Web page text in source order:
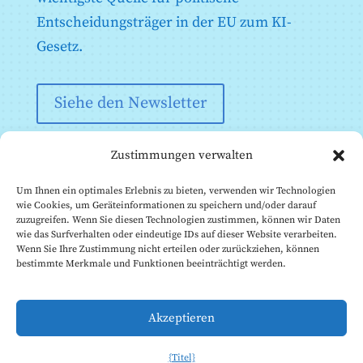
Zustimmungen verwalten
Um Ihnen ein optimales Erlebnis zu bieten, verwenden wir Technologien
wie Cookies, um Geräteinformationen zu speichern und/oder darauf
zuzugreifen. Wenn Sie diesen Technologien zustimmen, können wir Daten
wie das Surfverhalten oder eindeutige IDs auf dieser Website verarbeiten.
Wenn Sie Ihre Zustimmung nicht erteilen oder zurückziehen, können
bestimmte Merkmale und Funktionen beeinträchtigt werden.
Akzeptieren
{Titel}
Anhang XI: Technische Dokumentation gemäß Artikel
53 Absatz 1 Buchstabe a) - Technische
Dokumentation für Anbieter von KI-Modellen für
allgemeine Zwecke
53 Absatz 1 Buchstabe b - Technische Dokumentation
für Anbieter von AI-Modellen für allgemeine Zwecke
an nachgeschaltete Anbieter, die das Modell in ihr AI-
System integrieren
Anhang XIII: Kriterien für die Benennung von KI-
Risiko gemäß Artikel 51
Entscheidungsträger in der EU zum KI-
Gesetz.
Siehe den Newsletter
Diese Website wird vom Future of Life Institute (FLI)